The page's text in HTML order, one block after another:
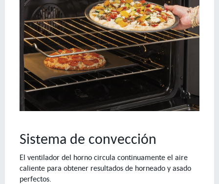
Sistema de convección
El ventilador del horno circula continuamente el aire
caliente para obtener resultados de horneado y asado
perfectos.